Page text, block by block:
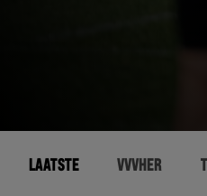
LAATSTE VVVHER